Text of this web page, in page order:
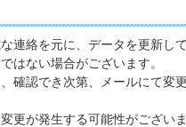
連絡を元に、データを更新して
はない場合がございます。
確認でき次第、メールにて変
更が発生する可能性がございま